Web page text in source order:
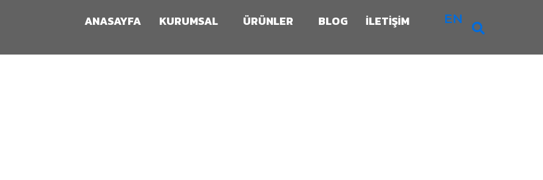
ANASAYFA KURUMSAL ÜRÜNLER BLOG İLETİŞİM EN